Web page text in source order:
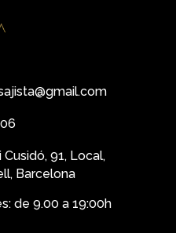
Cusidó, 91, Local,
Barcelona
de 9.00 a 19:00h